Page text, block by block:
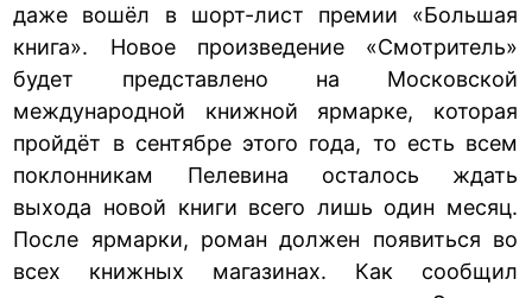
даже вошёл в шорт-лист премии «Большая
книга». Новое произведение «Смотритель»
будет представлено на Московской
международной книжной ярмарке, которая
пройдёт в сентябре этого года, то есть всем
поклонникам Пелевина осталось ждать
выхода новой книги всего лишь один месяц.
После ярмарки, роман должен появиться во
всех книжных магазинах. Как сообщил